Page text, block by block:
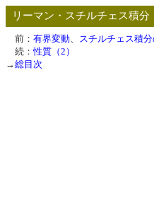
リーマン・スチルチェス積
前： 有界変動 スチルチェス積
続：性質（2）
→総目次